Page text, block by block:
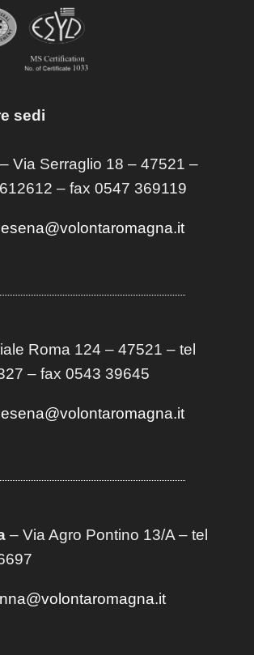
sedi
Via Serraglio 18 – 47521 –
– fax 0547 369119
Roma 124 – 47521 – tel
– fax 0543 39645
– Via Agro Pontino 13/A– tel